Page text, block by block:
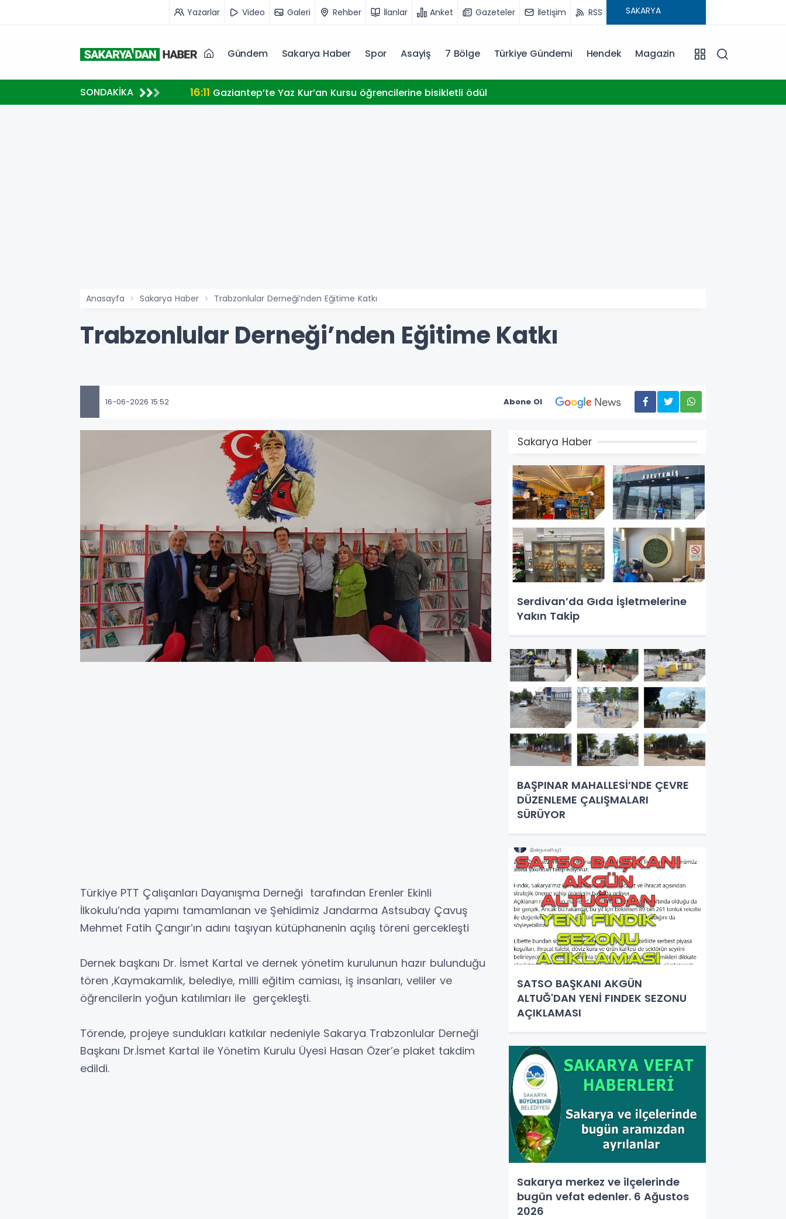
Yazarlar Video Galeri Rehber İlanlar Anket Gazeteler İletişim RSS
Gündem Sakarya Haber Spor Asayiş 7 Bölge Türkiye Gündemi Hendek Magazin
SONDAKİKA 16:11 Gaziantep’te Yaz Kur’an Kursu öğrencilerine bisikletli ödül
Anasayfa Sakarya Haber Trabzonlular Derneği’nden Eğitime Katkı
Trabzonlular Derneği’nden Eğitime Katkı
16-06-2026 15:52 Abone Ol
Türkiye PTT Çalışanları Dayanışma Derneği tarafından Erenler Ekinli
İlkokulu’nda yapımı tamamlanan ve Şehidimiz Jandarma Astsubay Çavuş
Mehmet Fatih Çangır’ın adını taşıyan kütüphanenin açılış töreni gercekleşti
Dernek başkanı Dr. İsmet Kartal ve dernek yönetim kurulunun hazır bulunduğu
tören ,Kaymakamlık, belediye, milli eğitim camiası, iş insanları, veliler ve
öğrencilerin yoğun katılımları ile gerçekleşti.
Törende, projeye sundukları katkılar nedeniyle Sakarya Trabzonlular Derneği
Başkanı Dr.İsmet Kartal ile Yönetim Kurulu Üyesi Hasan Özer’e plaket takdim
edildi.
Sakarya Haber
Serdivan’da Gıda İşletmelerine
Yakın Takip
BAŞPINAR MAHALLESİ’NDE ÇEVRE
DÜZENLEME ÇALIŞMALARI
SÜRÜYOR
SATSO BAŞKANI AKGÜN
ALTUĞ'DAN YENİ FINDEK SEZONU
AÇIKLAMASI
Sakarya merkez ve ilçelerinde
bugün vefat edenler. 6 Ağustos
2026